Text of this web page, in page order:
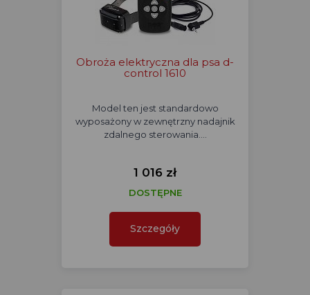
Obroża elektryczna dla psa d-
control 1610
Model ten jest standardowo
wyposażony w zewnętrzny nadajnik
zdalnego sterowania.…
1 016 zł
DOSTĘPNE
Szczegóły